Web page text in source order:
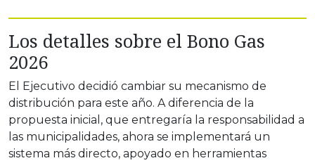
Los detalles sobre el Bono Gas
2026
El Ejecutivo decidió cambiar su mecanismo de
distribución para este año. A diferencia de la
propuesta inicial, que entregaría la responsabilidad a
las municipalidades, ahora se implementará un
sistema más directo, apoyado en herramientas